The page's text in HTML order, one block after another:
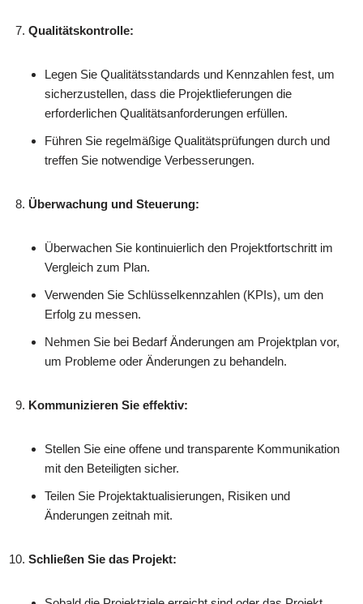
Qualitätskontrolle:
Legen Sie Qualitätsstandards und Kennzahlen fest, um
sicherzustellen, dass die Projektlieferungen die
erforderlichen Qualitätsanforderungen erfüllen.
Führen Sie regelmäßige Qualitätsprüfungen durch und
treffen Sie notwendige Verbesserungen.
Überwachung und Steuerung:
Überwachen Sie kontinuierlich den Projektfortschritt im
Vergleich zum Plan.
Verwenden Sie Schlüsselkennzahlen (KPIs), um den
Erfolg zu messen.
Nehmen Sie bei Bedarf Änderungen am Projektplan vor,
um Probleme oder Änderungen zu behandeln.
Kommunizieren Sie effektiv:
Stellen Sie eine offene und transparente Kommunikation
mit den Beteiligten sicher.
Teilen Sie Projektaktualisierungen, Risiken und
Änderungen zeitnah mit.
Schließen Sie das Projekt: